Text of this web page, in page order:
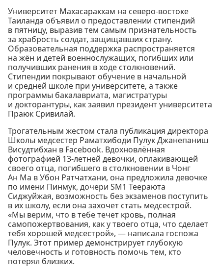
Университет Махасаракхам на северо-востоке
Таиланда объявил о предоставлении стипендий
в пятницу, выразив тем самым признательность
за храбрость солдат, защищавших страну.
Образовательная поддержка распространяется
на жён и детей военнослужащих, погибших или
получивших ранения в ходе столкновений.
Стипендии покрывают обучение в начальной
и средней школе при университете, а также
программы бакалавриата, магистратуры
и докторантуры, как заявил президент университета
Праюк Сривилай.
Трогательным жестом стала публикация директора
Школы медсестер Раматхибоди Пулук Джанепаниш
Висудтибхан в Facebook. Вдохновлённая
фотографией 13-летней девочки, оплакивающей
своего отца, погибшего в столкновении в Чонг
Ан Ма в Убон Ратчатхани, она предложила девочке
по имени Пинмук, дочери SM1 Теераюта
Сиджуйжая, возможность без экзаменов поступить
в их школу, если она захочет стать медсестрой.
«Мы верим, что в тебе течет кровь, полная
самопожертвования, как у твоего отца, что сделает
тебя хорошей медсестрой», — написала госпожа
Пулук. Этот пример демонстрирует глубокую
человечность и готовность помочь тем, кто
потерял близких.